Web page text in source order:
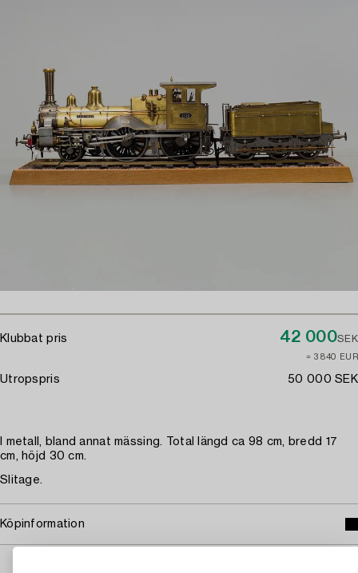
Klubbat pris 42 000SEK
≈ 3 840 EUR
Utropspris 50 000 SEK
I metall, bland annat mässing. Total längd ca 98 cm, bredd 17
cm, höjd 30 cm.
Slitage.
Köpinformation